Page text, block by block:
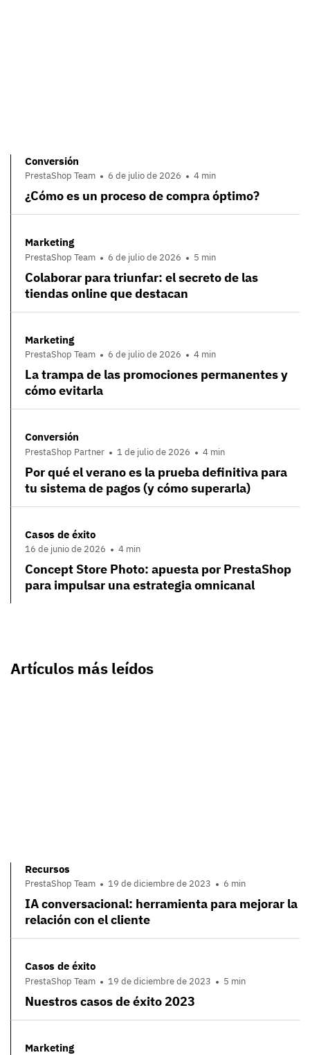
Conversión
PrestaShop Team 6 de julio de 2026 4 min
¿Cómo es un proceso de compra óptimo?
Marketing
PrestaShop Team 6 de julio de 2026 5 min
Colaborar para triunfar: el secreto de las
tiendas online que destacan
Marketing
PrestaShop Team 6 de julio de 2026 4 min
La trampa de las promociones permanentes y
cómo evitarla
Conversión
PrestaShop Partner 1 de julio de 2026 4 min
Por qué el verano es la prueba definitiva para
tu sistema de pagos (y cómo superarla)
Casos de éxito
16 de junio de 2026 4 min
Concept Store Photo: apuesta por PrestaShop
para impulsar una estrategia omnicanal
Artículos más leídos
Recursos
PrestaShop Team 19 de diciembre de 2023 6 min
IA conversacional: herramienta para mejorar la
relación con el cliente
Casos de éxito
PrestaShop Team 19 de diciembre de 2023 5 min
Nuestros casos de éxito 2023
Marketing